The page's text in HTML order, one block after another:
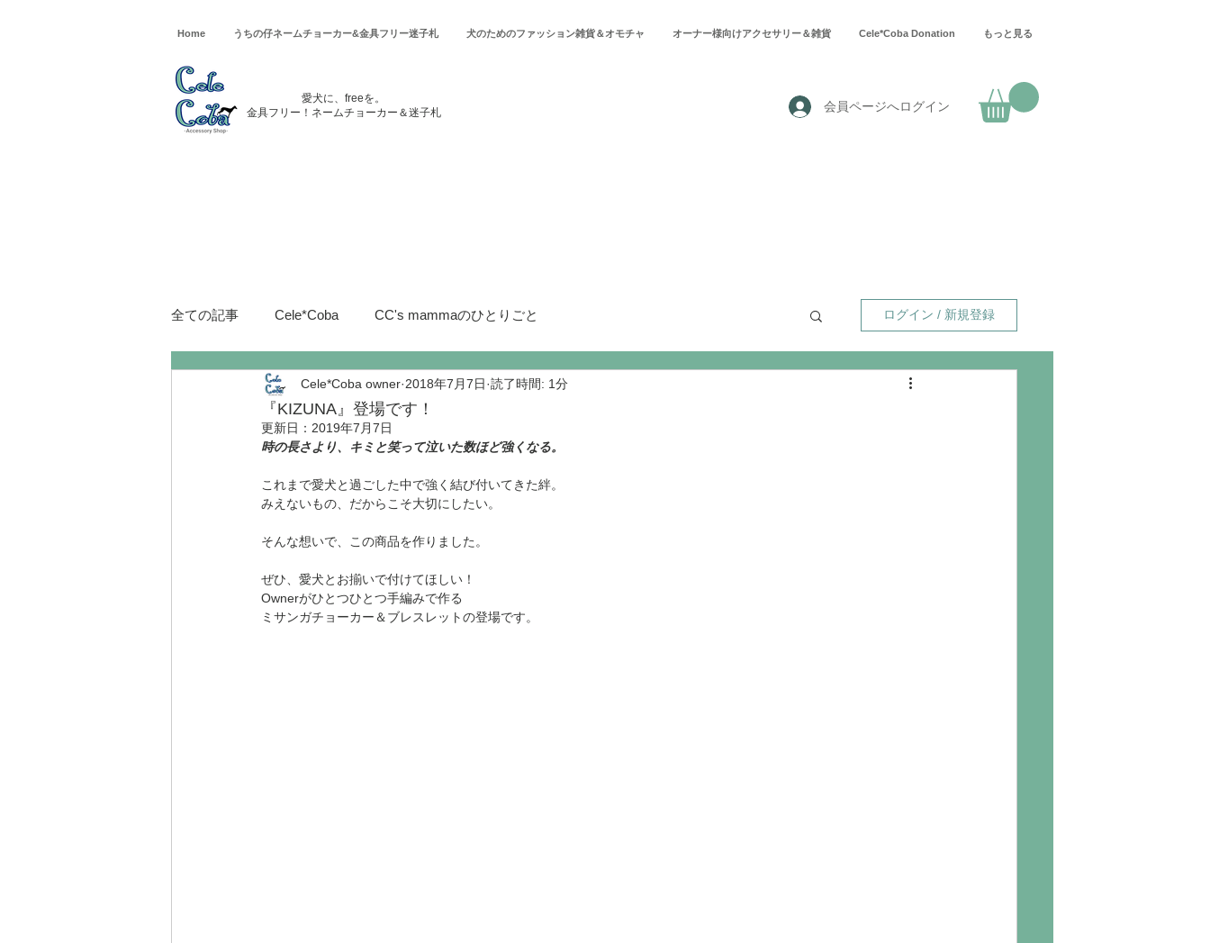
Home うちの仔ネームチョーカー&金具フリー迷子札 犬のためのファッション雑貨＆オモチャ オーナー様向けアクセサリー＆雑貨 Cele*Coba Donation もっと見る
愛犬に、freeを。
金具フリー！ネームチョーカー＆迷子札
会員ページへログイン
全ての記事 Cele*Coba CC's mammaのひとりごと ログイン / 新規登録
『KIZUNA』登場です！
Cele*Coba owner 2018年7月7日 読了時間: 1分
更新日： 2019年7月7日
時の長さより、キミと笑って泣いた数ほど強くなる。
これまで愛犬と過ごした中で強く結び付いてきた絆。
みえないもの、だからこそ大切にしたい。
そんな想いで、この商品を作りました。
ぜひ、愛犬とお揃いで付けてほしい！
Ownerがひとつひとつ手編みで作る
ミサンガチョーカー＆ブレスレットの登場です。